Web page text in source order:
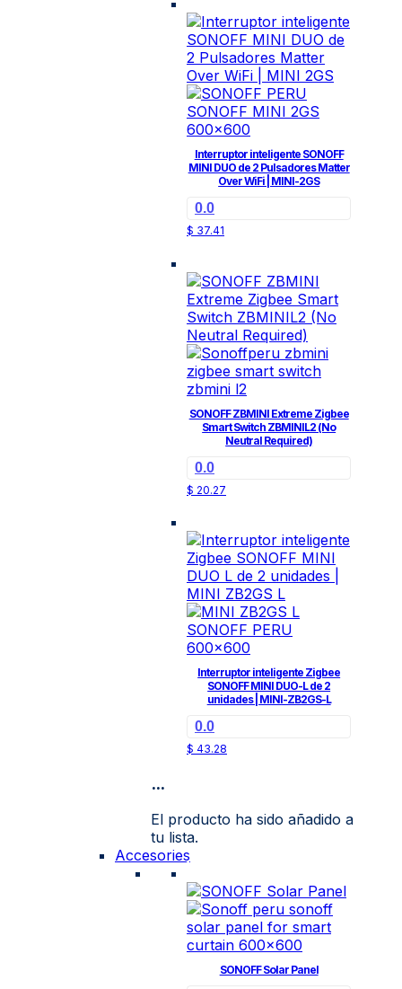
Interruptor inteligente SONOFF
MINI DUO de 2 Pulsadores Matter
Over WiFi | MINI-2GS
0.0
$ 37.41
SONOFF ZBMINI Extreme Zigbee
Smart Switch ZBMINIL2 (No
Neutral Required)
0.0
$ 20.27
Interruptor inteligente Zigbee
SONOFF MINI DUO-L de 2
unidades | MINI-ZB2GS-L
0.0
$ 43.28
...
El producto ha sido añadido a
tu lista.
Accesories
SONOFF Solar Panel